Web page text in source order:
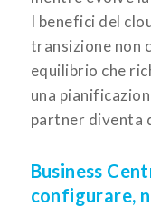
I benefici del
transizione non
equilibrio che
una
partner diventa
Business
configurare,